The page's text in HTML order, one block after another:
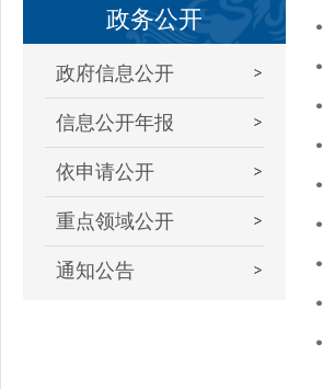
政务公开
政府信息公开
信息公开年报
依申请公开
重点领域公开
通知公告